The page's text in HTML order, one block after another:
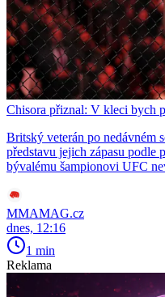
Chisora přiznal: V kleci bych
Britský veterán po nedávném
představu jejich zápasu
bývalému šampionovi UFC
MMAMAG.cz
dnes, 12:16
1 min
Reklama